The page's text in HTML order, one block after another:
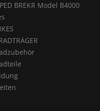
BREKR Model B4000